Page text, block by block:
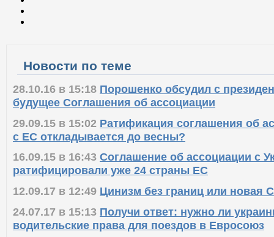
Новости по теме
28.10.16 в 15:18 Порошенко обсудил с
29.09.15 в 15:02 Ратификация соглашения об
16.09.15 в 16:43 Соглашение об ассоциации с
24.07.17 в 15:13 Получи ответ: нужно ли